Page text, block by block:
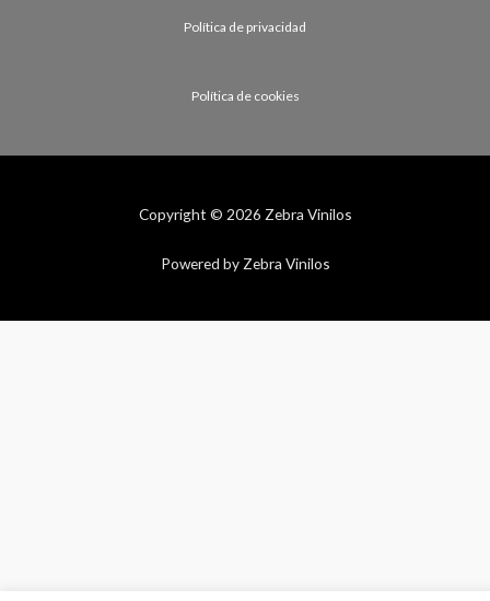
Política de privacidad
Política de cookies
Copyright © 2026 Zebra Vinilos
Powered by Zebra Vinilos